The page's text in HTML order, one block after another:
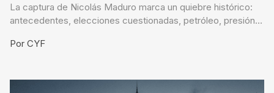
La captura de Nicolás Maduro marca un quiebre histórico:
antecedentes, elecciones cuestionadas, petróleo, presión
Por CYF